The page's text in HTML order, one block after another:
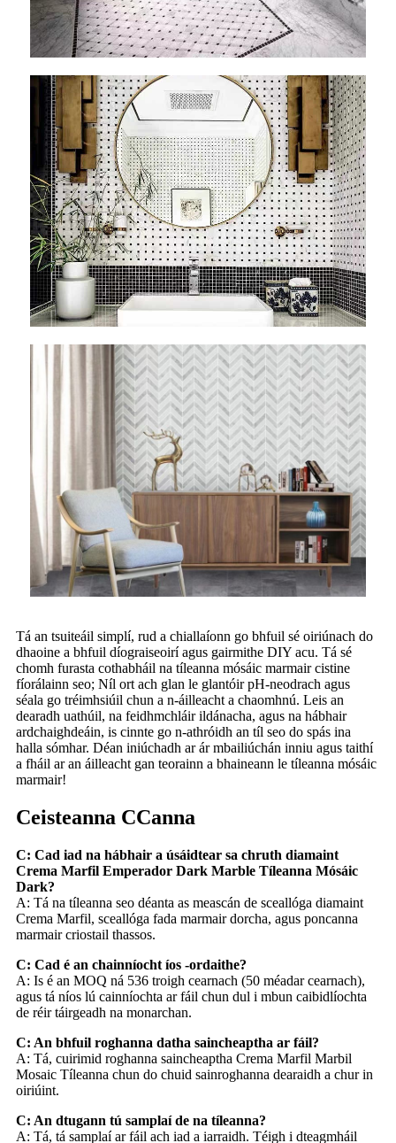
Tá an tsuiteáil simplí, rud a chiallaíonn go bhfuil sé oiriúnach do
dhaoine a bhfuil díograiseoirí agus gairmithe DIY acu. Tá sé
chomh furasta cothabháil na tíleanna mósáic marmair cistine
fíorálainn seo; Níl ort ach glan le glantóir pH-neodrach agus
séala go tréimhsiúil chun a n-áilleacht a chaomhnú. Leis an
dearadh uathúil, na feidhmchláir ildánacha, agus na hábhair
ardchaighdeáin, is cinnte go n-athróidh an tíl seo do spás ina
halla sómhar. Déan iniúchadh ar ár mbailiúchán inniu agus taithí
a fháil ar an áilleacht gan teorainn a bhaineann le tíleanna mósáic
marmair!
Ceisteanna CCanna
C: Cad iad na hábhair a úsáidtear sa chruth diamaint
Crema Marfil Emperador Dark Marble Tíleanna Mósáic
Dark?
A: Tá na tíleanna seo déanta as meascán de sceallóga diamaint
Crema Marfil, sceallóga fada marmair dorcha, agus poncanna
marmair criostail thassos.
C: Cad é an chainníocht íos -ordaithe?
A: Is é an MOQ ná 536 troigh cearnach (50 méadar cearnach),
agus tá níos lú cainníochta ar fáil chun dul i mbun caibidlíochta
de réir táirgeadh na monarchan.
C: An bhfuil roghanna datha saincheaptha ar fáil?
A: Tá, cuirimid roghanna saincheaptha Crema Marfil Marbil
Mosaic Tíleanna chun do chuid sainroghanna dearaidh a chur in
oiriúint.
C: An dtugann tú samplaí de na tíleanna?
A: Tá, tá samplaí ar fáil ach iad a iarraidh. Téigh i dteagmháil